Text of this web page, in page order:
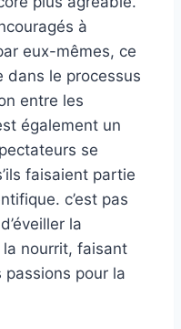
à
eux-mêmes, ce
dans le processus
entre les
également un
se
faisaient partie
c’est pas
la
la nourrit, faisant
pour la